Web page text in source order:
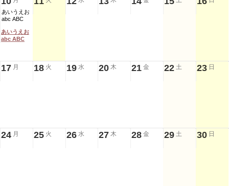
あいうえお
abc ABC
あいうえお
abc ABC
17 月 18 火 19 水 20 木 21 金 22 土 23 日
24 月 25 火 26 水 27 木 28 金 29 土 30 日